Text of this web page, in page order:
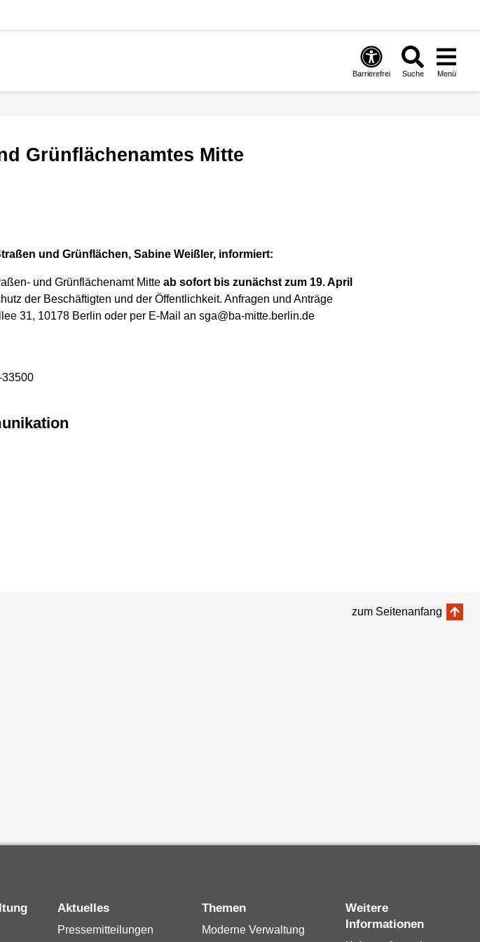
Barrierefrei Suche Menü
Grünflächenamtes Mitte
und Grünflächen, Sabine Weißler, informiert:
und Grünflächenamt Mitte ab sofort bis zunächst zum 19. April
der Beschäftigten und der Öffentlichkeit. Anfragen und Anträge
31, 10178 Berlin oder per E-Mail an sga@ba-mitte.berlin.de
33500
zum Seitenanfang
Aktuelles
Pressemitteilungen
Themen
Moderne Verwaltung
Weitere
Informationen